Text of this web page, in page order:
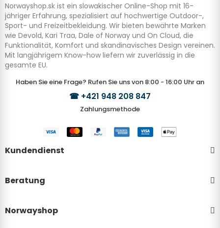
Norwayshop.sk ist ein slowakischer Online-Shop mit 16-
jähriger Erfahrung, spezialisiert auf hochwertige Outdoor-,
Sport- und Freizeitbekleidung. Wir bieten bewährte Marken
wie Devold, Kari Traa, Dale of Norway und On Cloud, die
Funktionalität, Komfort und skandinavisches Design vereinen.
Mit langjährigem Know-how liefern wir zuverlässig in die
gesamte EU.
Haben Sie eine Frage? Rufen Sie uns von 8:00 - 16:00 Uhr an
☎ +421 948 208 847
Zahlungsmethode
Kundendienst
Beratung
Norwayshop